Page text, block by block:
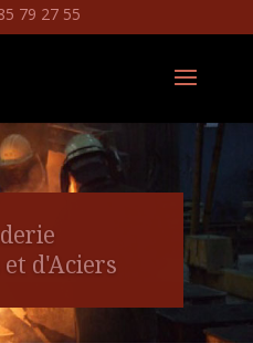
79 27 55
et d'Aciers